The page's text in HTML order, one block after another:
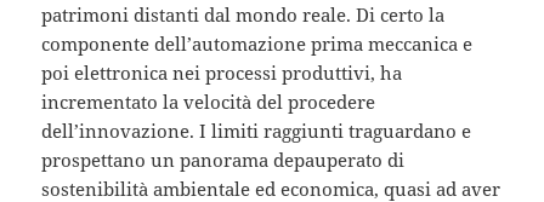
patrimoni distanti dal mondo reale. Di certo la
componente dell’automazione prima meccanica e
poi elettronica nei processi produttivi, ha
incrementato la velocità del procedere
dell’innovazione. I limiti raggiunti traguardano e
prospettano un panorama depauperato di
sostenibilità ambientale ed economica, quasi ad aver